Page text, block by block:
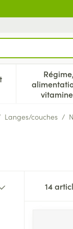
le sous-menu
Régime,
Langes/couches /
14